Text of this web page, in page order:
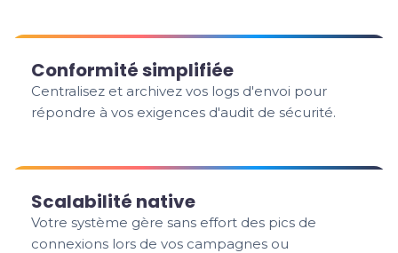
Conformité simplifiée
Centralisez et archivez vos logs d'envoi pour
répondre à vos exigences d'audit de sécurité.
Scalabilité native
Votre système gère sans effort des pics de
connexions lors de vos campagnes ou